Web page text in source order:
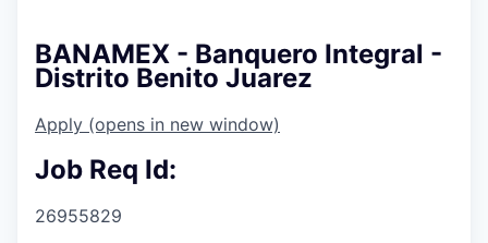
BANAMEX - Banquero Integral -
Distrito Benito Juarez
Apply (opens in new window)
Job Req Id:
26955829